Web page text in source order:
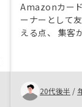
Amazonカー
ーナーとして
える点、 集客
これらに関し
ルが垣間見え
20代後半 /